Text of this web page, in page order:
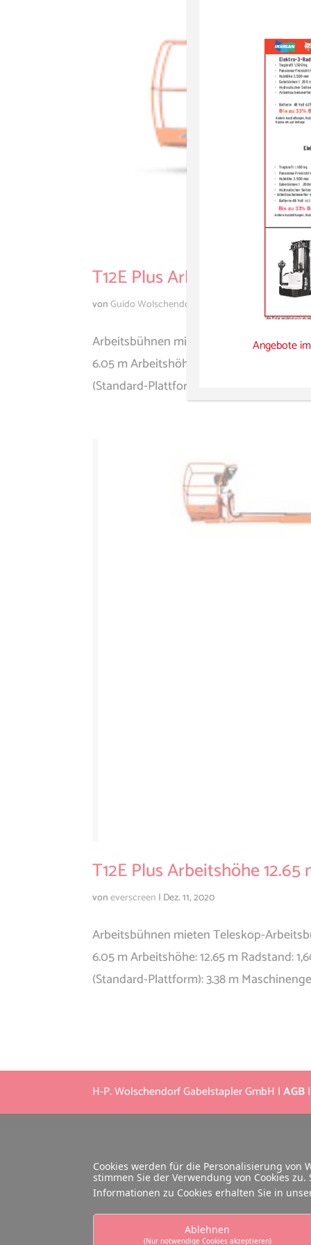
T12E Plus Arbeitshöhe 12,65
vonGuido Wolschendorf
Arbeitsbühnen mieten Teleskop-
6.05 m Arbeitshöhe: 12.65 m Radstand:
(Standard-Plattform): 3.38 m
T12E Plus Arbeitshöhe 12.65
voneverscreen | Dez. 11, 2020
Arbeitsbühnen mieten Teleskop-
6.05 m Arbeitshöhe: 12.65 m Radstand:
(Standard-Plattform): 3.38 m
H-P. Wolschendorf Gabelstapler GmbH |AGB
Angebote
Cookies werden für die Personalisierung von
stimmen Sie der Verwendung von Cookies
Informationen zu Cookies erhalten Sie in
Ablehnen
(Nur notwendige Cookies akzeptieren)